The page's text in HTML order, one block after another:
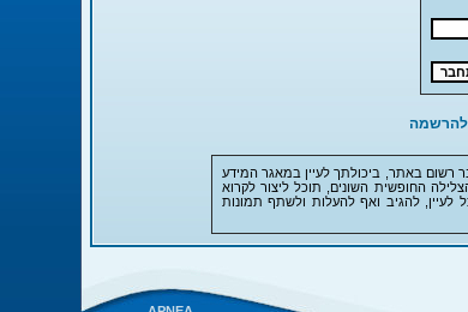
להרשמה
רשום באתר, ביכולתך לעיין במאגר המידע
החופשית השונים, תוכל ליצור לקרוא
לעיין, להגיב ואף להעלות ולשתף תמונות